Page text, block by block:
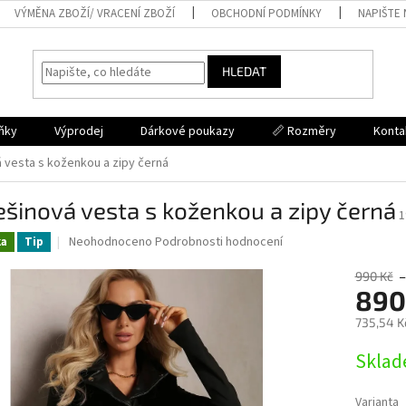
VÝMĚNA ZBOŽÍ/ VRACENÍ ZBOŽÍ OBCHODNÍ PODMÍNKY NAPIŠTE
HLEDAT
Výprodej Dárkové poukazy 📏 Rozměry
vesta s koženkou a zipy černá
vesta s koženkou a zipy černá
Tip
Průměrné
produktu
0,0
z
5
hvězdiček.
Neohodnoceno Podrobnosti hodnocení
990 Kč
735,54
cena: